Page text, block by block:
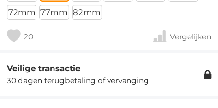
72mm 77mm 82mm
20 Vergelijken
Veilige transactie
30 dagen terugbetaling of vervanging